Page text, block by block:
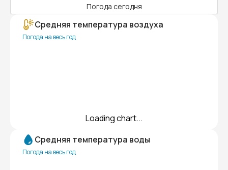
Погода сегодня
Средняя температура воздуха
Погода на весь год
Loading chart...
Средняя температура воды
Погода на весь год